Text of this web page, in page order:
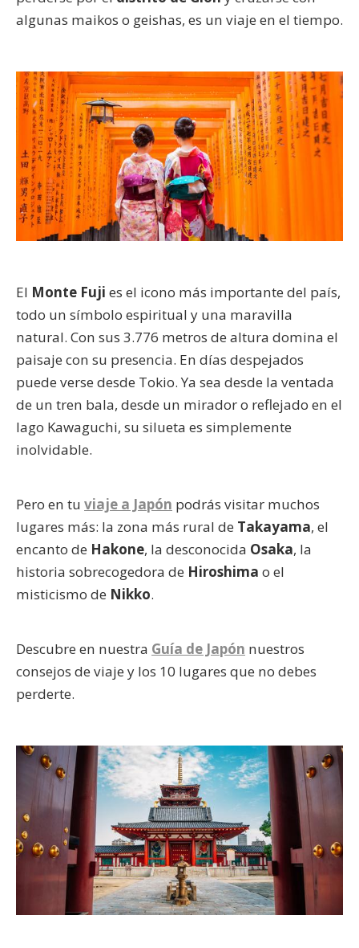
algunas maikos o geishas, es un viaje en el tiempo.
El Monte Fuji es el icono más importante del país,
todo un símbolo espiritual y una maravilla
natural. Con sus 3.776 metros de altura domina el
paisaje con su presencia. En días despejados
puede verse desde Tokio. Ya sea desde la ventada
de un tren bala, desde un mirador o reflejado en el
lago Kawaguchi, su silueta es simplemente
inolvidable.
Pero en tu viaje a Japón podrás visitar muchos
lugares más: la zona más rural de Takayama, el
encanto de Hakone, la desconocida Osaka, la
historia sobrecogedora de Hiroshima o el
misticismo de Nikko.
Descubre en nuestra Guía de Japón nuestros
consejos de viaje y los 10 lugares que no debes
perderte.